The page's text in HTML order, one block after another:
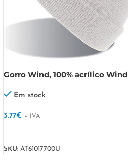
Gorro Wind, 100% acrílico Wind
Em stock
3.77€ + IVA
SKU: AT61017700U